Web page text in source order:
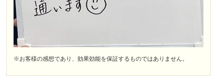
※お客様の感想であり、効果効能を保証するものではありません。